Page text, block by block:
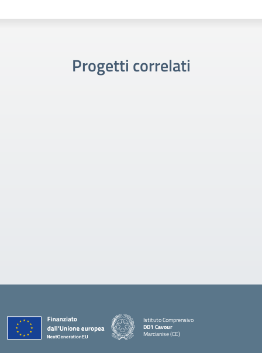
Progetti correlati
Istituto Comprensivo
DD1 Cavour
Marcianise (CE)